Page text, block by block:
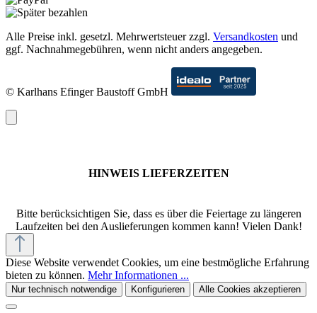
Alle Preise inkl. gesetzl. Mehrwertsteuer zzgl. Versandkosten und
ggf. Nachnahmegebühren, wenn nicht anders angegeben.
© Karlhans Efinger Baustoff GmbH
HINWEIS LIEFERZEITEN
Bitte berücksichtigen Sie, dass es über die Feiertage zu längeren
Laufzeiten bei den Auslieferungen kommen kann! Vielen Dank!
Diese Website verwendet Cookies, um eine bestmögliche Erfahrung
bieten zu können. Mehr Informationen ...
Nur technisch notwendige Konfigurieren Alle Cookies akzeptieren